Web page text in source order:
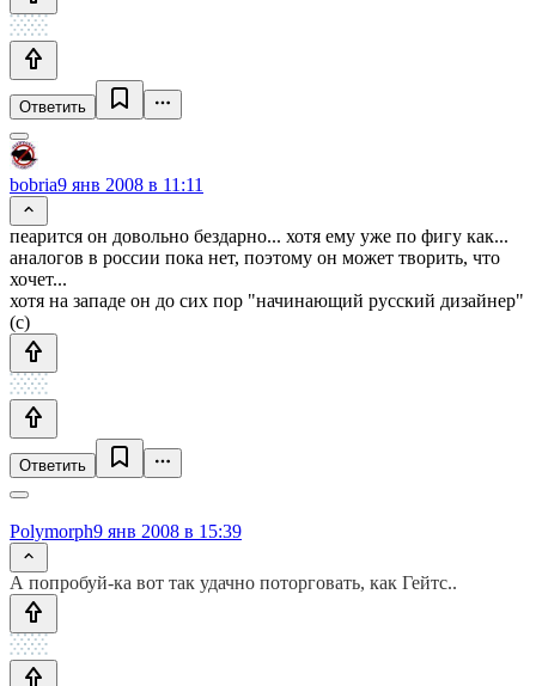
Ответить
bobria9 янв 2008 в 11:11
пеарится он довольно бездарно... хотя ему уже по фигу как...
аналогов в россии пока нет, поэтому он может творить, что
хочет...
хотя на западе он до сих пор "начинающий русский дизайнер"
(с)
Ответить
Polymorph9 янв 2008 в 15:39
А попробуй-ка вот так удачно поторговать, как Гейтс..